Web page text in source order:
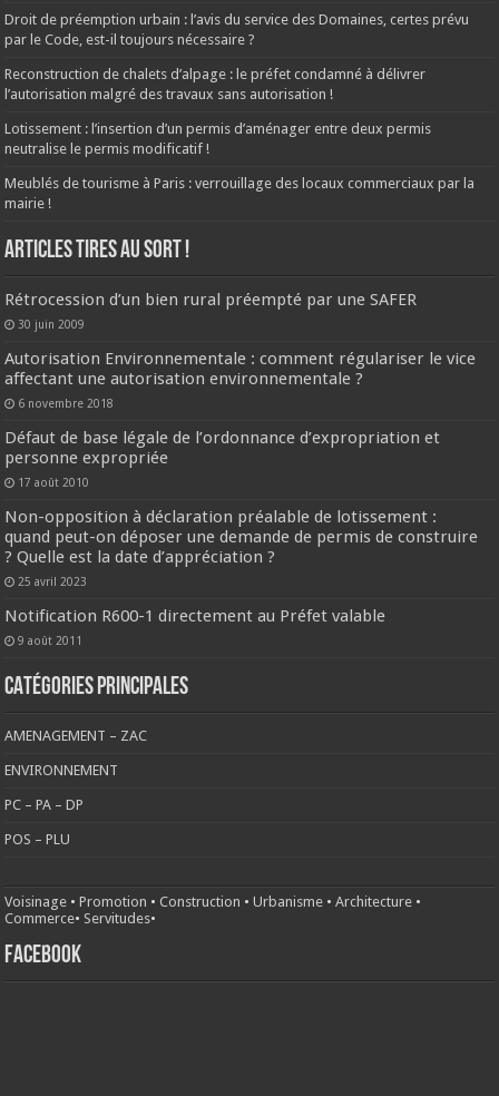
Droit de préemption urbain : l’avis du service des Domaines, certes prévu
par le Code, est-il toujours nécessaire ?
Reconstruction de chalets d’alpage : le préfet condamné à délivrer
l’autorisation malgré des travaux sans autorisation !
Lotissement : l’insertion d’un permis d’aménager entre deux permis
neutralise le permis modificatif !
Meublés de tourisme à Paris : verrouillage des locaux commerciaux par la
mairie !
ARTICLES TIRES AU SORT !
Rétrocession d’un bien rural préempté par une SAFER
30 juin 2009
Autorisation Environnementale : comment régulariser le vice
affectant une autorisation environnementale ?
6 novembre 2018
Défaut de base légale de l’ordonnance d’expropriation et
personne expropriée
17 août 2010
Non-opposition à déclaration préalable de lotissement :
quand peut-on déposer une demande de permis de construire
? Quelle est la date d’appréciation ?
25 avril 2023
Notification R600-1 directement au Préfet valable
9 août 2011
CATÉGORIES PRINCIPALES
AMENAGEMENT – ZAC
ENVIRONNEMENT
PC – PA – DP
POS – PLU
Voisinage •Promotion •Construction •Urbanisme •Architecture •
Commerce• Servitudes•
FACEBOOK